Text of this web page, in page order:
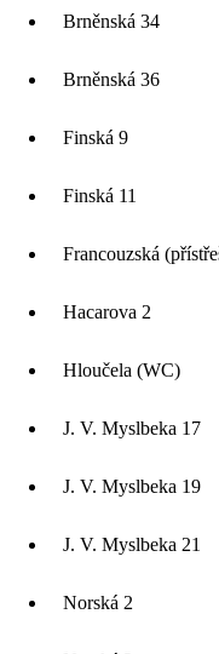
Brněnská 34
Brněnská 36
Finská 9
Finská 11
Francouzská
Hacarova 2
Hloučela (WC)
J. V. Myslbeka 17
J. V. Myslbeka 19
J. V. Myslbeka 21
Norská 2